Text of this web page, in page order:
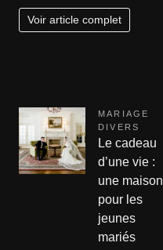
Voir article complet
MARIAGE
DIVERS
Le cadeau
d’une vie :
une maison
pour les
jeunes
mariés